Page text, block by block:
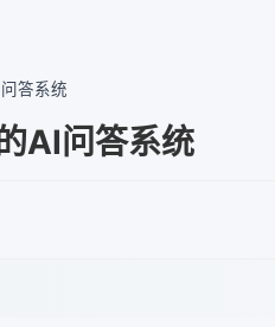
答系统
AI问答系统